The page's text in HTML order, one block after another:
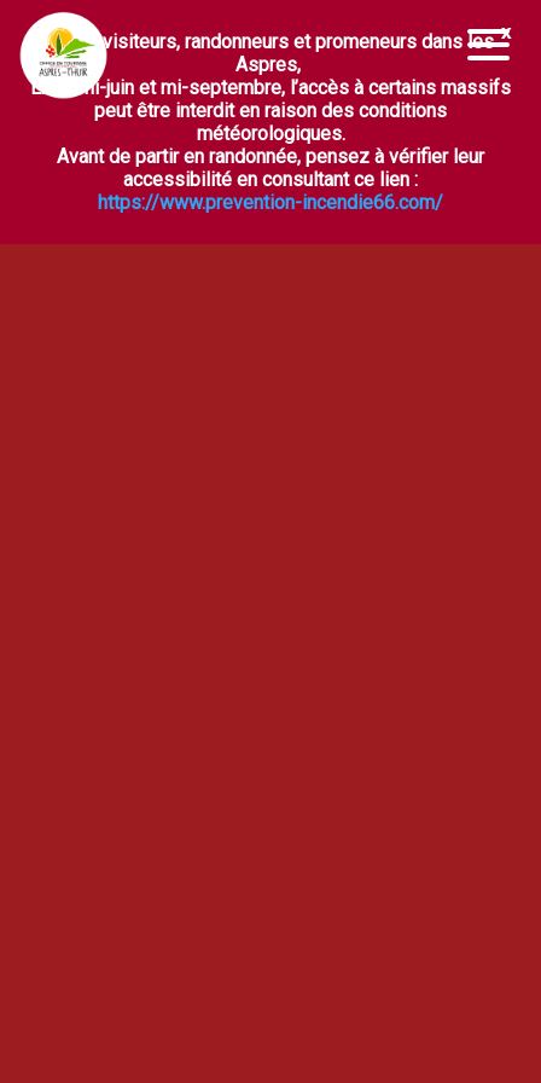
Ouvrir la barre d’outils
Chers visiteurs, randonneurs et promeneurs dans les
Aspres,
Entre mi-juin et mi-septembre, l’accès à certains massifs
peut être interdit en raison des conditions
météorologiques.
Avant de partir en randonnée, pensez à vérifier leur
accessibilité en consultant ce lien :
https://www.prevention-incendie66.com/